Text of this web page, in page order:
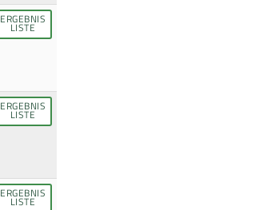
ERGEBNIS
LISTE
ERGEBNIS
LISTE
ERGEBNIS
LISTE